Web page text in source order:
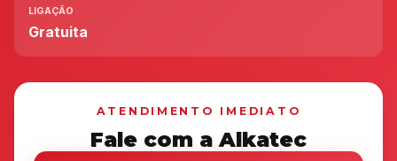
LIGAÇÃO
Gratuita
ATENDIMENTO IMEDIATO
Fale com a Alkatec